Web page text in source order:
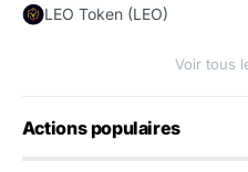
LEO Token (LEO)
Voir tous
Actions populaires